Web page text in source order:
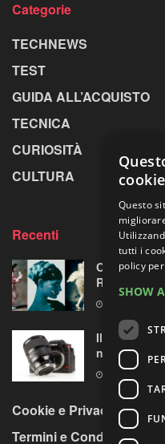
Categorie
TECHNEWS
TEST
GUIDA ALL’ACQUISTO
TECNICA
CURIOSITÀ
CULTURA
Recenti
Omaggio al
Roversi
Il test del
nuova
Cookie e Privacy Policy
Termini e Condizioni
cookie
Questo
tutti i
policy
SHOW